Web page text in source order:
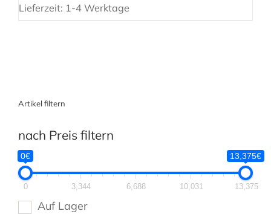
Lieferzeit: 1-4 Werktage
Artikel filtern
nach Preis filtern
0€ 13,375€
0 3,344 6,688 10,031 13,375
Auf Lager